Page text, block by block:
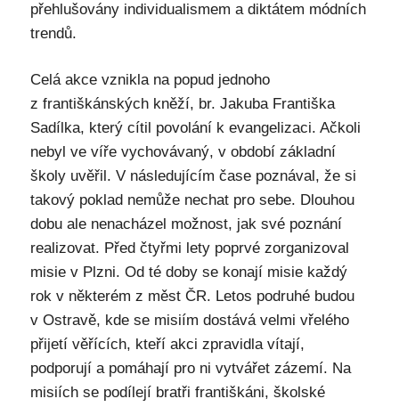
přehlušovány individualismem a diktátem módních
trendů.
Celá akce vznikla na popud jednoho
z františkánských kněží, br. Jakuba Františka
Sadílka, který cítil povolání k evangelizaci. Ačkoli
nebyl ve víře vychovávaný, v období základní
školy uvěřil. V následujícím čase poznával, že si
takový poklad nemůže nechat pro sebe. Dlouhou
dobu ale nenacházel možnost, jak své poznání
realizovat. Před čtyřmi lety poprvé zorganizoval
misie v Plzni. Od té doby se konají misie každý
rok v některém z měst ČR. Letos podruhé budou
v Ostravě, kde se misiím dostává velmi vřelého
přijetí věřících, kteří akci zpravidla vítají,
podporují a pomáhají pro ni vytvářet zázemí. Na
misiích se podílejí bratři františkáni, školské